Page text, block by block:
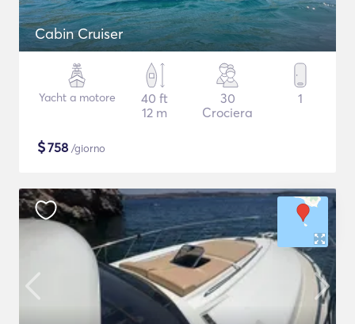
Cabin Cruiser
Yacht a motore
40 ft
12 m
30
Crociera
1
$758 /giorno